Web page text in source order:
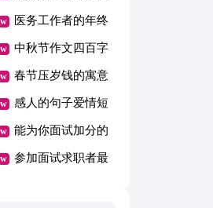
子
医务工作者的年终
总结
中秋节作文四百字
春节压岁钱的寓意
感人的句子爱情短
信
能为你面试加分的
6个举动
参加面试求职者最